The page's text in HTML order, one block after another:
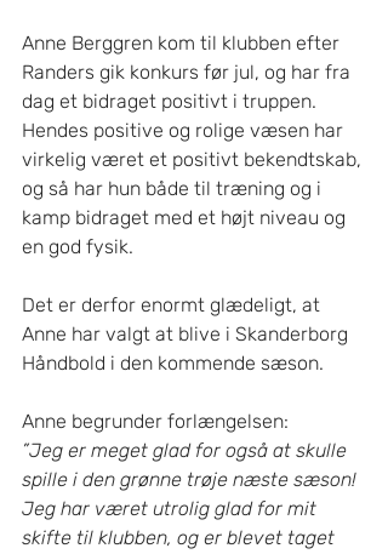
Anne Berggren kom til klubben efter
Randers gik konkurs før jul, og har fra
dag et bidraget positivt i truppen.
Hendes positive og rolige væsen har
virkelig været et positivt bekendtskab,
og så har hun både til træning og i
kamp bidraget med et højt niveau og
en god fysik.
Det er derfor enormt glædeligt, at
Anne har valgt at blive i Skanderborg
Håndbold i den kommende sæson.
Anne begrunder forlængelsen:
”Jeg er meget glad for også at skulle
spille i den grønne trøje næste sæson!
Jeg har været utrolig glad for mit
skifte til klubben, og er blevet taget